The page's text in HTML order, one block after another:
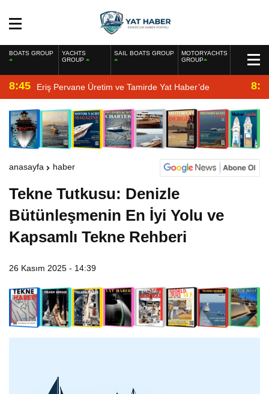
BOATS GROUP
YACHTS
GROUP
SAIL BOATS GROUP
MOTORYACHTS
GROUP
8:45 Eriş Pervane Üretim ve Tamirde Yat Haber’de
anasayfa haber
Tekne Tutkusu: Denizle
Bütünleşmenin En İyi Yolu ve
Kapsamlı Tekne Rehberi
26 Kasım 2025 - 14:39